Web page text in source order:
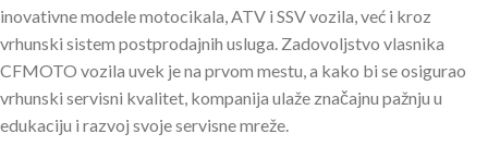
inovativne modele motocikala, ATV i SSV vozila, već i kroz
vrhunski sistem postprodajnih usluga. Zadovoljstvo vlasnika
CFMOTO vozila uvek je na prvom mestu, a kako bi se osigurao
vrhunski servisni kvalitet, kompanija ulaže značajnu pažnju u
edukaciju i razvoj svoje servisne mreže.